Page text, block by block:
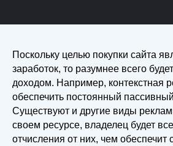
Поскольку целью покупки сайта
заработок, то разумнее всего
доходом. Например, контекстная
обеспечить постоянный
Существуют и другие виды
своем ресурсе, владелец будет
отчисления от них, чем обеспечит
8 (800) 707-66-56
ИНН: 7805819772
КПП: 780501001
Юр.адрес: 198216, г. Санкт-Петербург, вн.тер.г.
Муниципальный округ Княжево, пр-т Народного
Ополчения д.39